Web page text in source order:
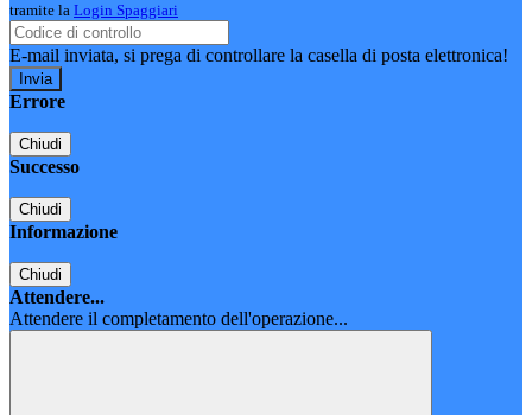
tramite la Login Spaggiari
E-mail inviata, si prega di controllare la casella di posta elettronica!
Errore
Chiudi
Successo
Chiudi
Informazione
Chiudi
Attendere...
Attendere il completamento dell'operazione...